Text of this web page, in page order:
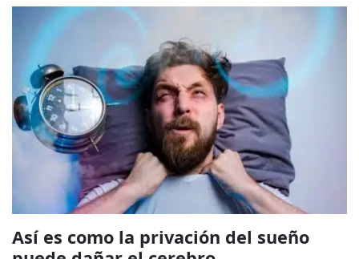
Así es como la privación del sueño